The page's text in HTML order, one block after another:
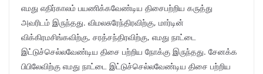
எமது எதிர்காலம் பயணிக்கவேண்டிய திசைபற்றிய கருத்து
அவரிடம் இருந்தது. விமலசுரேந்திரவிற்கு, மார்டின்
விக்கிரமசிங்கவிற்கு, சரத்சந்திரவிற்கு, எமது நாட்டை
இட்டுச்செல்லவேண்டிய திசை பற்றிய நோக்கு இருந்தது. சேனக்க
பிபிலேவிற்கு எமது நாட்டை இட்டுச்செல்லவேண்டிய திசை பற்றிய